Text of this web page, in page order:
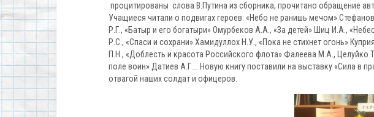
процитированы слова В.Путина из сборника, прочитано обращение
Учащиеся читали о подвигах героев: «Небо не ранишь мечом»
Р.Г., «Батыр и его богатыри» Омурбеков А.А., «За детей» Шиц И.А.,
Р.С., «Спаси и сохрани» Хамидуллох Н.У., «Пока не стихнет огонь»
П.Н., «Доблесть и красота Российского флота» Фалеева М.А., Целуйко
поле воин» Датиев А.Г…. Новую книгу поставили на выставку «Сила в
отвагой наших солдат и офицеров.